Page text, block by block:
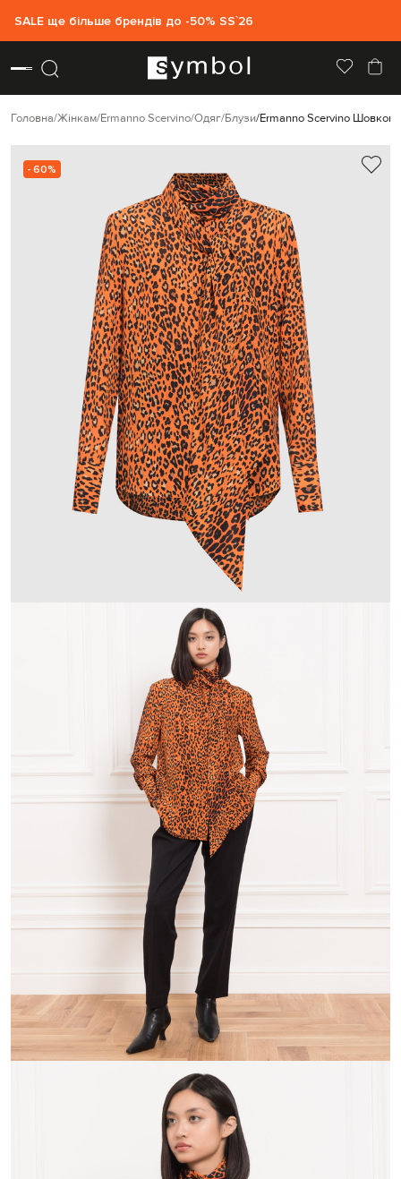
SALE ще більше брендів до -50% SS`26
Головна Жінкам Ermanno Scervino Одяг Блузи Ermanno Scervino
- 60%